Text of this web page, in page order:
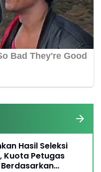
Hasil Seleksi
Kuota Petugas